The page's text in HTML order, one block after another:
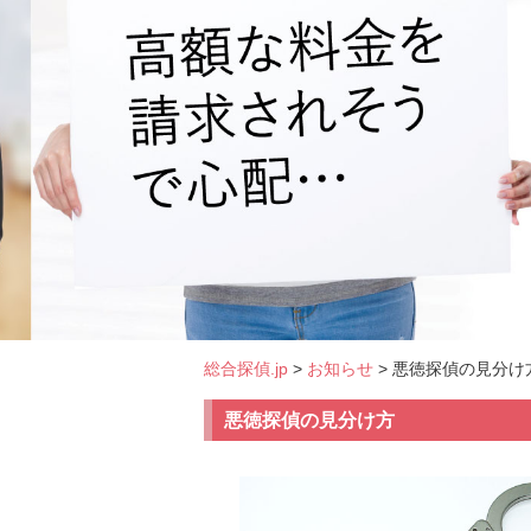
総合探偵.jp > お知らせ > 悪徳探偵の見分け
悪徳探偵の見分け方